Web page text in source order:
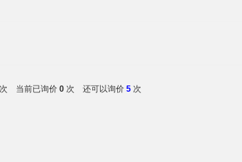
次 当前已询价 0 次 还可以询价 5 次